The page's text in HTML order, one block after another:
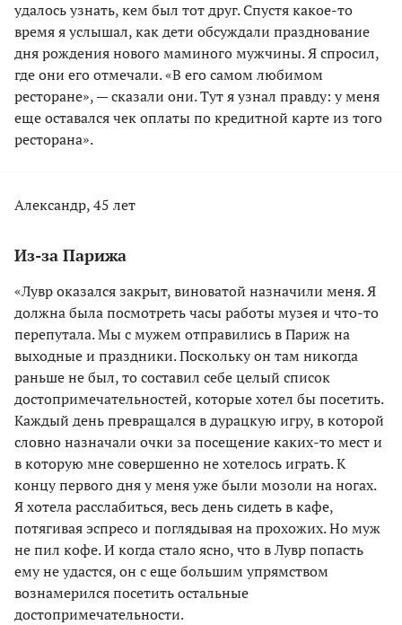
удалось узнать, кем был тот друг. Спустя какое-то
время я услышал, как дети обсуждали празднование
дня рождения нового маминого мужчины. Я спросил,
где они его отмечали. «В его самом любимом
ресторане», — сказали они. Тут я узнал правду: у меня
еще оставался чек оплаты по кредитной карте из того
ресторана».
Александр, 45 лет
Из-за Парижа
«Лувр оказался закрыт, виноватой назначили меня. Я
должна была посмотреть часы работы музея и что-то
перепутала. Мы с мужем отправились в Париж на
выходные и праздники. Поскольку он там никогда
раньше не был, то составил себе целый список
достопримечательностей, которые хотел бы посетить.
Каждый день превращался в дурацкую игру, в которой
словно назначали очки за посещение каких-то мест и
в которую мне совершенно не хотелось играть. К
концу первого дня у меня уже были мозоли на ногах.
Я хотела расслабиться, весь день сидеть в кафе,
потягивая эспресо и поглядывая на прохожих. Но муж
не пил кофе. И когда стало ясно, что в Лувр попасть
ему не удастся, он с еще большим упрямством
вознамерился посетить остальные
достопримечательности.